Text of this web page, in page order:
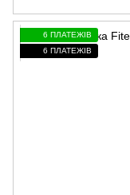
6 ПЛАТЕЖІВ
6 ПЛАТЕЖІВ